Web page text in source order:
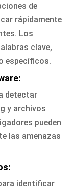
de
rápidamente
Los
clave,
específicos.
detectar
y archivos
pueden
las amenazas
identificar